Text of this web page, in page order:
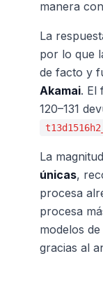
manera
La
por lo que
de facto y
Akamai. El
120–131
La
únicas,
procesa
procesa
modelos
gracias al